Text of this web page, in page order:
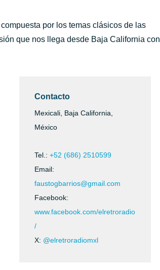
por los temas clásicos de las
que nos llega desde Baja California con
Contacto
Mexicali, Baja California,
México
Tel.: +52 (686) 2510599
Email:
faustogbarrios@gmail.com
Facebook:
www.facebook.com/elretroradio
/
X: @elretroradiomxl